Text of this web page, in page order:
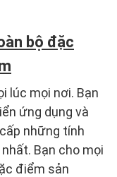
bộ đặc
lúc mọi nơi. Bạn
ứng dụng và
những tính
Bạn cho mọi
điểm sản